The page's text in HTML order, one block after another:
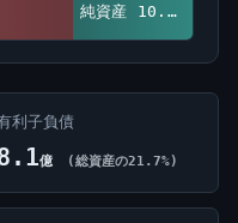
純資産 10.1億 (26.9%)
利子負債
億 (総資産の21.7%)